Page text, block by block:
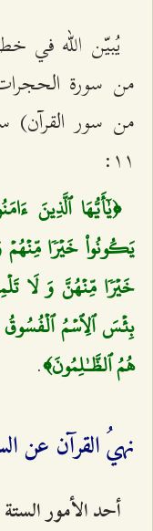
من سورة
من سور القرآن)
۱۱:
﴿يٰٓأَيُّهَا ٱلَّذِينَ
يَكُونُواْ خَيۡرٗا
خَيۡرٗا مِّنۡهُنَّ وَ لَا
بِئۡسَ ٱلِٱسۡمُ
هُمُ ٱلظَّـٰلِمُونَ﴾.
نهيُ القرآن عن
أحد الأمور الستة